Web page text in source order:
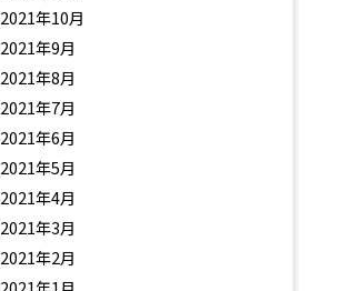
2021年10月
2021年9月
2021年8月
2021年7月
2021年6月
2021年5月
2021年4月
2021年3月
2021年2月